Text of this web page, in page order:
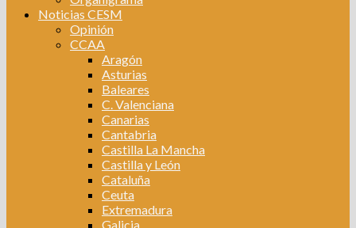
Noticias CESM
Opinión
CCAA
Aragón
Asturias
Baleares
C. Valenciana
Canarias
Cantabria
Castilla La Mancha
Castilla y León
Cataluña
Ceuta
Extremadura
Galicia